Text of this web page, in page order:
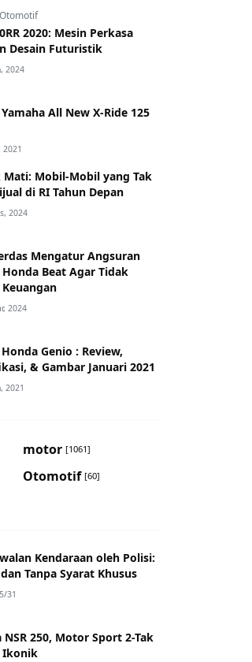
Otomotif
2020: Mesin Perkasa
Desain Futuristik
2024
All New X-Ride 125
2021
Mati: Mobil-Mobil yang Tak
di RI Tahun Depan
2024
Mengatur Angsuran
Beat Agar Tidak
Keuangan
2024
Genio : Review,
& Gambar Januari 2021
2021
motor [1061]
Otomotif [60]
Kendaraan oleh Polisi:
Tanpa Syarat Khusus
31
NSR 250, Motor Sport 2-Tak
Ikonik